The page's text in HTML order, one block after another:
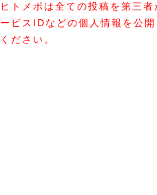
ヒトメボは全ての投稿を第三
ービスIDなどの個人情報を公
ください。